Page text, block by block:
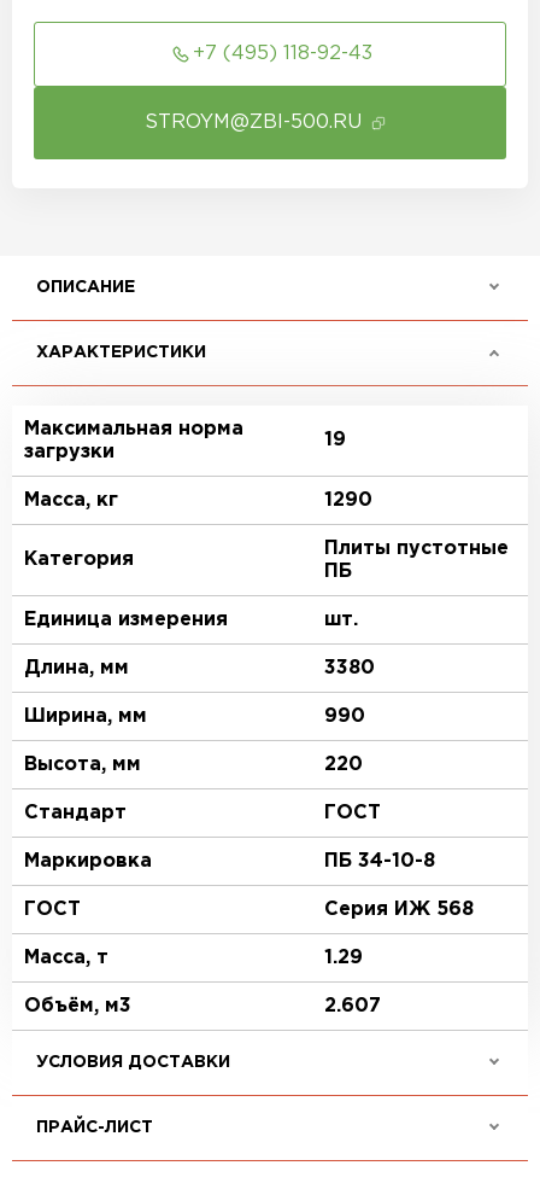
+7 (495) 118-92-43
STROYM@ZBI-500.RU
ОПИСАНИЕ
ХАРАКТЕРИСТИКИ
Максимальная норма
загрузки
19
Масса, кг 1290
Категория
Плиты пустотные
ПБ
Единица измерения шт.
Длина, мм 3380
Ширина, мм 990
Высота, мм 220
Стандарт ГОСТ
Маркировка ПБ 34-10-8
ГОСТ Серия ИЖ 568
Масса, т 1.29
Объём, м3 2.607
УСЛОВИЯ ДОСТАВКИ
ПРАЙС-ЛИСТ